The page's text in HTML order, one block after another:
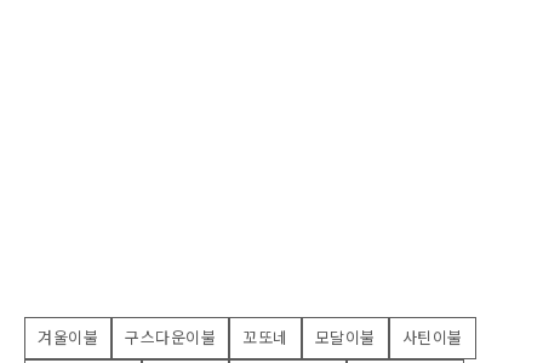
겨울이불 구스다운이불 꼬또네 모달이불
사틴이불